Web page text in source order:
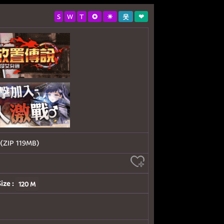
S W T ✪ ☀ 웃 ❤
119MB)
: 120 M